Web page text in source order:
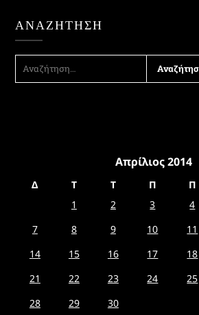
ΑΝΑΖΉΤΗΣΗ
ΓΙΑ:
Απρίλιος 2014
Δ Τ Τ Π Π
1
2 3 4
7
8 9 10 11
14
15 16 17 18
21
22 23 24 25
28
29
30